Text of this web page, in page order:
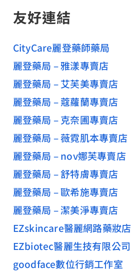
友好連結
CityCare麗登藥師藥局
麗登藥局 – 雅漾專賣店
麗登藥局 – 艾芙美專賣店
麗登藥局 – 蔻蘿蘭專賣店
麗登藥局 – 克奈圃專賣店
麗登藥局 – 薇霓肌本專賣店
麗登藥局 – nov娜芙專賣店
麗登藥局 – 舒特膚專賣店
麗登藥局 – 歐希施專賣店
麗登藥局 – 潔美淨專賣店
EZskincare醫麗網路藥妝店
EZbiotec醫麗生技有限公司
goodface數位行銷工作室